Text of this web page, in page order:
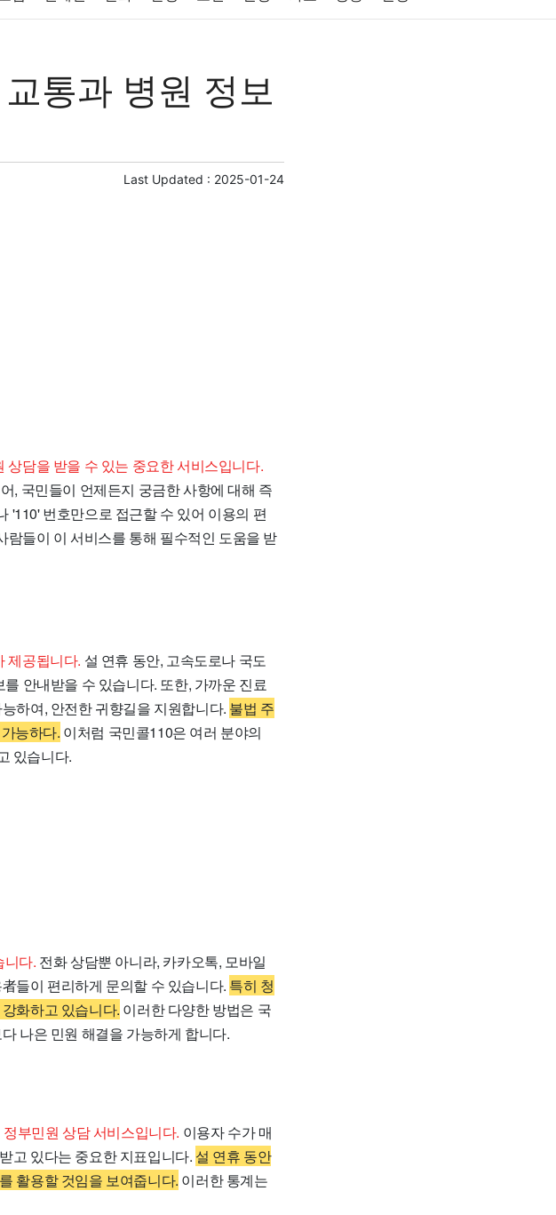
건강 의료 의학 경제 마케팅 부동산
통과 병원 정보
Last Updated : 2025-01-24
담을 받을 수 있는 중요한 서비스입니다.
, 국민들이 언제든지 궁금한 사항에 대해 즉
'110' 번호만으로 접근할 수 있어 이용의 편
람들이 이 서비스를 통해 필수적인 도움을 받
제공됩니다. 설 연휴 동안, 고속도로나 국도
안내받을 수 있습니다. 또한, 가까운 진료
하여, 안전한 귀향길을 지원합니다. 불법 주
능하다. 이처럼 국민콜110은 여러 분야의
있습니다.
니다. 전화 상담뿐 아니라, 카카오톡, 모바일
들이 편리하게 문의할 수 있습니다. 특히 청
화하고 있습니다. 이러한 다양한 방법은 국
나은 민원 해결을 가능하게 합니다.
부민원 상담 서비스입니다. 이용자 수가 매
고 있다는 중요한 지표입니다. 설 연휴 동안
활용할 것임을 보여줍니다. 이러한 통계는